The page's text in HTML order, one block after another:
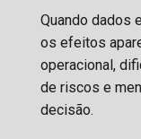
Quando dados
os efeitos
operacional,
de riscos e
decisão.